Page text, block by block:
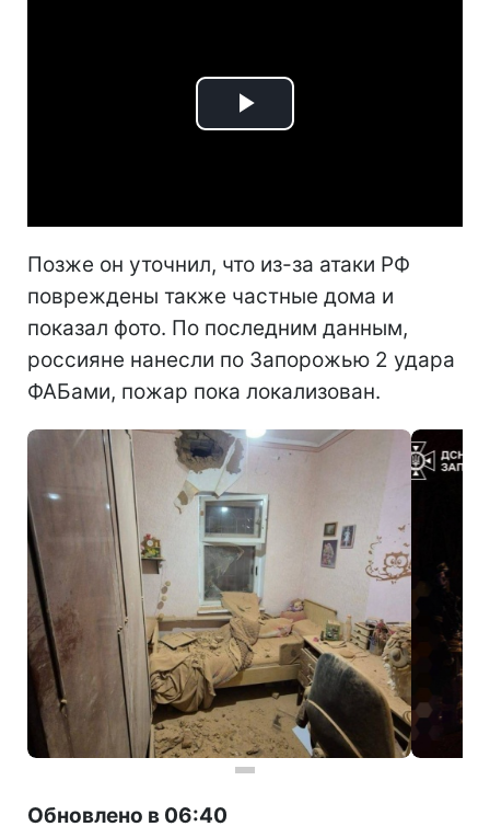
Play
Позже он уточнил, что из-за атаки РФ
повреждены также частные дома и
показал фото. По последним данным,
россияне нанесли по Запорожью 2 удара
ФАБами, пожар пока локализован.
Обновлено в 06:40